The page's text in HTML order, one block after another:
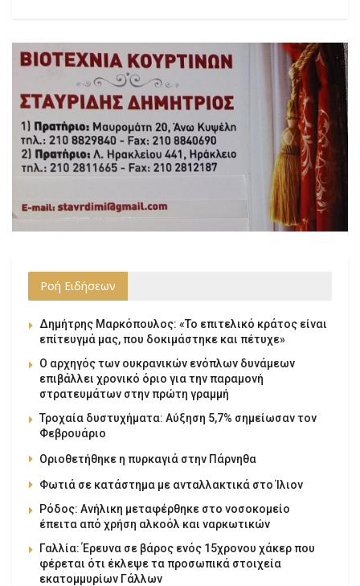
Ροή Ειδήσεων
Δημήτρης Μαρκόπουλος: «Το επιτελικό κράτος είναι
επίτευγμά μας, που δοκιμάστηκε και πέτυχε»
Ο αρχηγός των ουκρανικών ενόπλων δυνάμεων
επιβάλλει χρονικό όριο για την παραμονή
στρατευμάτων στην πρώτη γραμμή
Τροχαία δυστυχήματα: Αύξηση 5,7% σημείωσαν τον
Φεβρουάριο
Οριοθετήθηκε η πυρκαγιά στην Πάρνηθα
Φωτιά σε κατάστημα με ανταλλακτικά στο Ίλιον
Ρόδος: Ανήλικη μεταφέρθηκε στο νοσοκομείο
έπειτα από χρήση αλκοόλ και ναρκωτικών
Γαλλία: Έρευνα σε βάρος ενός 15χρονου χάκερ που
φέρεται ότι έκλεψε τα προσωπικά στοιχεία
εκατομμυρίων Γάλλων